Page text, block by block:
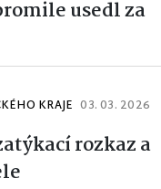
usedl za
KRAJE 03. 03. 2026
rozkaz a